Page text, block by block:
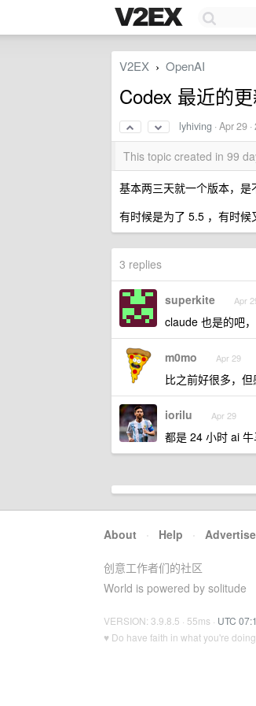
V2EX › OpenAI
Codex 最近的
lyhiving ·Apr 29
This topic created in 99
基本两三天就一个版本，
有时候是为了 5.5 ，有时候
3 replies
superkite Apr
claude 也是的吧
m0mo Apr 29
比之前好很多，
iorilu Apr 29
都是 24 小时 ai
About · Help · Advertise
创意工作者们的社区
World is powered by solitude
VERSION: 3.9.8.5 · 55ms · UTC
♥ Do have faith in what you're doing.